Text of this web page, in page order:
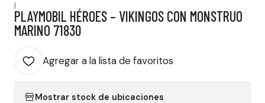
|
PLAYMOBIL HÉROES – VIKINGOS CON MONSTRUO
MARINO 71830
Agregar a la lista de favoritos
Mostrar stock de ubicaciones